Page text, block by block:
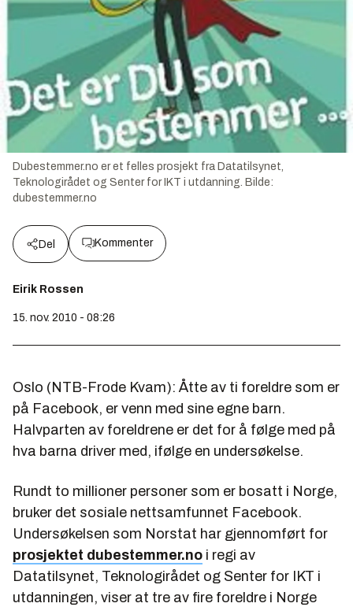
Dubestemmer.no er et felles prosjekt fra Datatilsynet,
Teknologirådet og Senter for IKT i utdanning. Bilde:
dubestemmer.no
Del Kommenter
Eirik Rossen
15. nov. 2010 - 08:26
Oslo (NTB-Frode Kvam): Åtte av ti foreldre som er
på Facebook, er venn med sine egne barn.
Halvparten av foreldrene er det for å følge med på
hva barna driver med, ifølge en undersøkelse.
Rundt to millioner personer som er bosatt i Norge,
bruker det sosiale nettsamfunnet Facebook.
Undersøkelsen som Norstat har gjennomført for
prosjektet dubestemmer.no i regi av
Datatilsynet, Teknologirådet og Senter for IKT i
utdanningen, viser at tre av fire foreldre i Norge